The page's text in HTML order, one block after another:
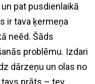
pat pusdienlaikā
ir tava ķermeņa
neēd. Šāds
problēmu. Izdari
dārzeņu un olas no
tavs prāts – tev